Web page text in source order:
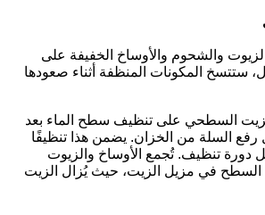
الزيوت والشحوم والأوساخ الخفيفة على
ستتسخ المكونات المنظفة أثناء صعودها
السطحي على تنظيف سطح الماء بعد
السلة من الخزان. يضمن هذا تنظيفًا
دورة تنظيف. تُجمع الأوساخ والزيوت
السطح في مزيل الزيت، حيث يُزال الزيت